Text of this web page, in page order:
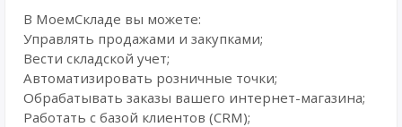
В МоемСкладе вы можете:
Управлять продажами и закупками;
Вести складской учет;
Автоматизировать розничные точки;
Обрабатывать заказы вашего интернет-магазина;
Работать с базой клиентов (CRM);